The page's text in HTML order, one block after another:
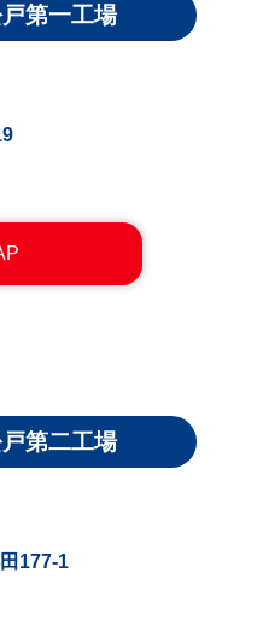
第一工場
第二工場
177-1